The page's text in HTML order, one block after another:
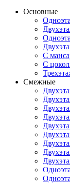
Основные
С
С
Смежные